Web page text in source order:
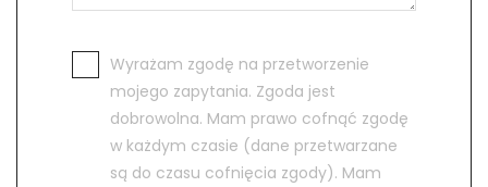
Wyrażam zgodę na przetworzenie
mojego zapytania. Zgoda jest
dobrowolna. Mam prawo cofnąć zgodę
w każdym czasie (dane przetwarzane
są do czasu cofnięcia zgody). Mam